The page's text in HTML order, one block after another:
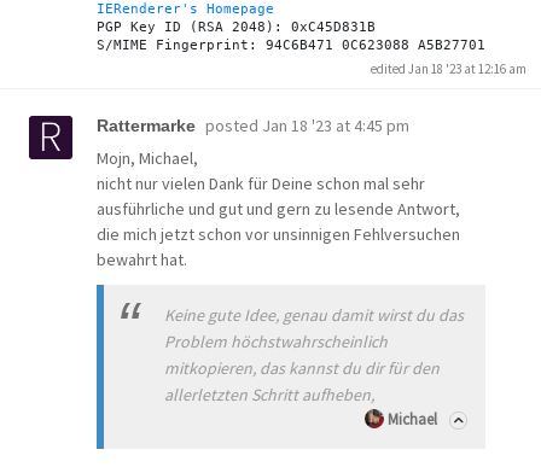
IERenderer's Homepage
PGP Key ID (RSA 2048): 0xC45D831B
edited Jan 18 '23 at 12:16 am
Rattermarke posted Jan 18 '23 at 4:45 pm
Mojn, Michael,
nicht nur vielen Dank für Deine schon mal sehr
ausführliche und gut und gern zu lesende Antwort,
die mich jetzt schon vor unsinnigen Fehlversuchen
bewahrt hat.
Keine gute Idee, genau damit wirst du das
Problem höchstwahrscheinlich
mitkopieren, das kannst du dir für den
allerletzten Schritt aufheben,
Michael